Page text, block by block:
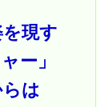
現す
ー」
は